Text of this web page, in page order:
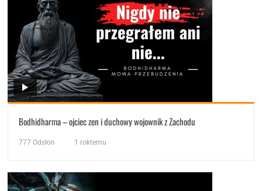
Bodhidharma – ojciec zen i duchowy wojownik z Zachodu
777 Odsłon 1 roktemu